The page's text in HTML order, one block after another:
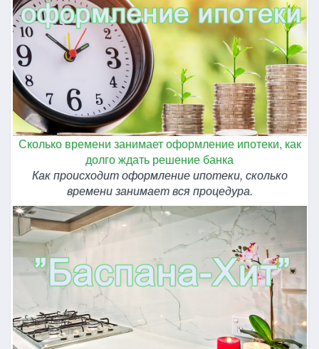
Сколько времени занимает оформление ипотеки, как
долго ждать решение банка
Как происходит оформление ипотеки, сколько
времени занимает вся процедура.